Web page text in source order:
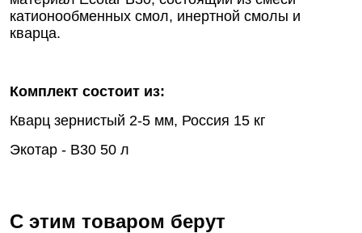
катионообменных смол, инертной смолы и
кварца.
Комплект состоит из:
Кварц зернистый 2-5 мм, Россия 15 кг
Экотар - В30 50 л
С этим товаром берут